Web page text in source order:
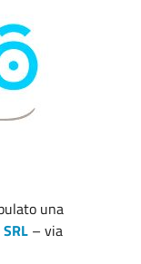
una
– via